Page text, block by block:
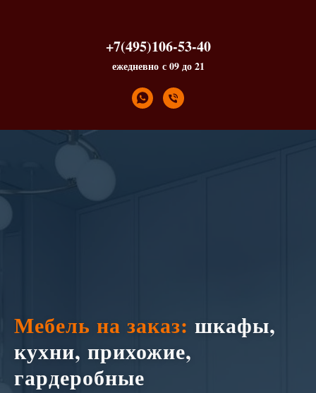
+7(495)106-53-40
ежедневно с 09 до 21
Мебель на заказ: шкафы,
кухни, прихожие,
гардеробные